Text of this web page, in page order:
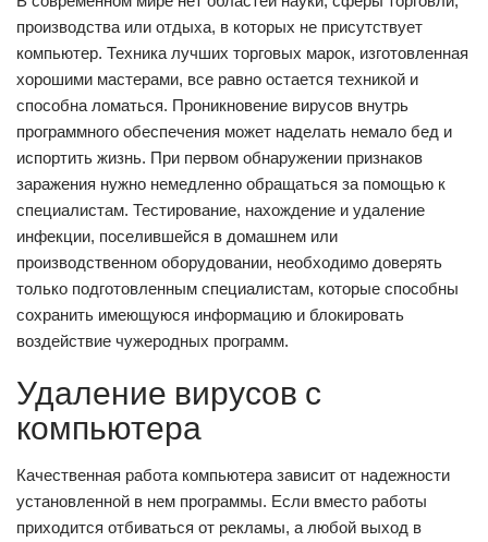
производства или отдыха, в которых не присутствует
компьютер. Техника лучших торговых марок, изготовленная
хорошими мастерами, все равно остается техникой и
способна ломаться. Проникновение вирусов внутрь
программного обеспечения может наделать немало бед и
испортить жизнь. При первом обнаружении признаков
заражения нужно немедленно обращаться за помощью к
специалистам. Тестирование, нахождение и удаление
инфекции, поселившейся в домашнем или
производственном оборудовании, необходимо доверять
только подготовленным специалистам, которые способны
сохранить имеющуюся информацию и блокировать
воздействие чужеродных программ.
Удаление вирусов с
компьютера
Качественная работа компьютера зависит от надежности
установленной в нем программы. Если вместо работы
приходится отбиваться от рекламы, а любой выход в